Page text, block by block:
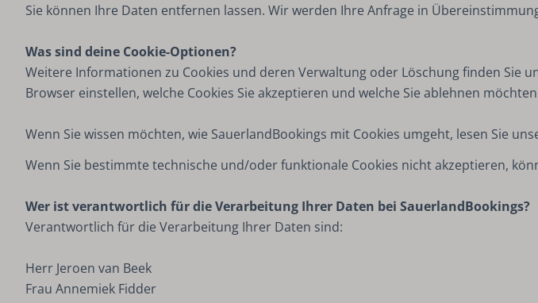
Sie können Ihre Daten entfernen lassen. Wir werden Ihre Anfrage in
Was sind deine Cookie-Optionen?
Weitere Informationen zu Cookies und deren Verwaltung oder Löschung finden Sie
Browser einstellen, welche Cookies Sie akzeptieren und welche Sie ablehnen
Wenn Sie wissen möchten, wie SauerlandBookings mit Cookies umgeht, lesen Sie
Wenn Sie bestimmte technische und/oder funktionale Cookies nicht akzeptieren,
Wer ist verantwortlich für die Verarbeitung Ihrer Daten bei SauerlandBookings?
Verantwortlich für die Verarbeitung Ihrer Daten sind:
Herr Jeroen van Beek
Frau Annemiek Fidder